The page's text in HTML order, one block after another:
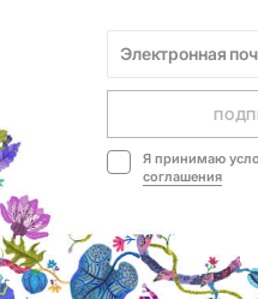
Я принимаю
соглашения